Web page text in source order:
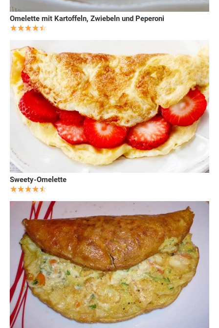
Omelette mit Kartoffeln, Zwiebeln und Peperoni
Sweety-Omelette